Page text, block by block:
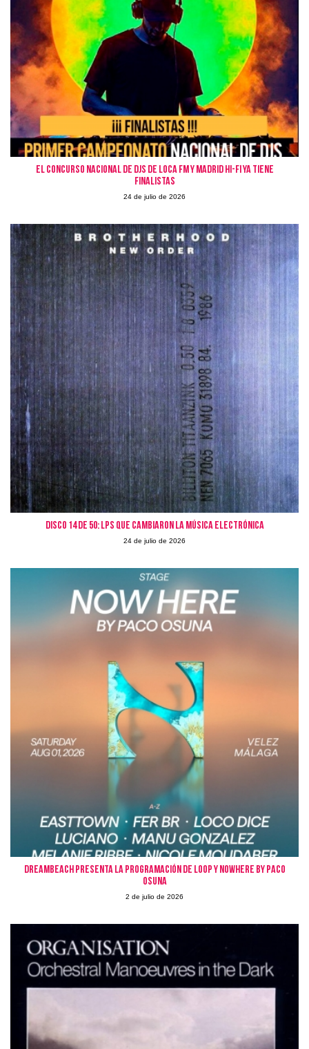
El Concurso Nacional de DJs de Loca FM y Madrid Hi-Fi ya tiene
finalistas
24 de julio de 2026
Disco 14 de 50: LPs que cambiaron la Música Electrónica
24 de julio de 2026
Dreambeach presenta la programación de LOOP y Nowhere by Paco
Osuna
2 de julio de 2026